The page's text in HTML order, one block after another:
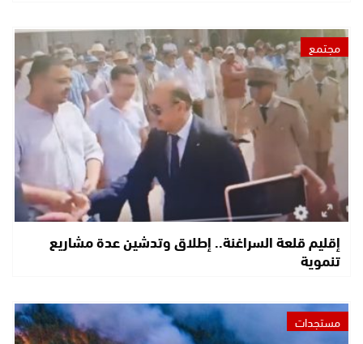
مجتمع
إقليم قلعة السراغنة.. إطلاق وتدشين عدة مشاريع
تنموية
مستجدات